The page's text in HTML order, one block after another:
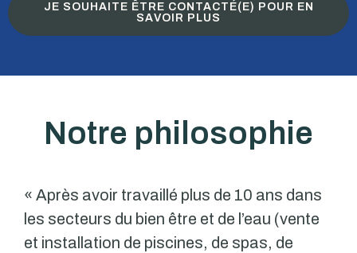
JE SOUHAITE ÊTRE CONTACTÉ(E) POUR EN
SAVOIR PLUS
Notre philosophie
« Après avoir travaillé plus de 10 ans dans
les secteurs du bien être et de l’eau (vente
et installation de piscines, de spas, de